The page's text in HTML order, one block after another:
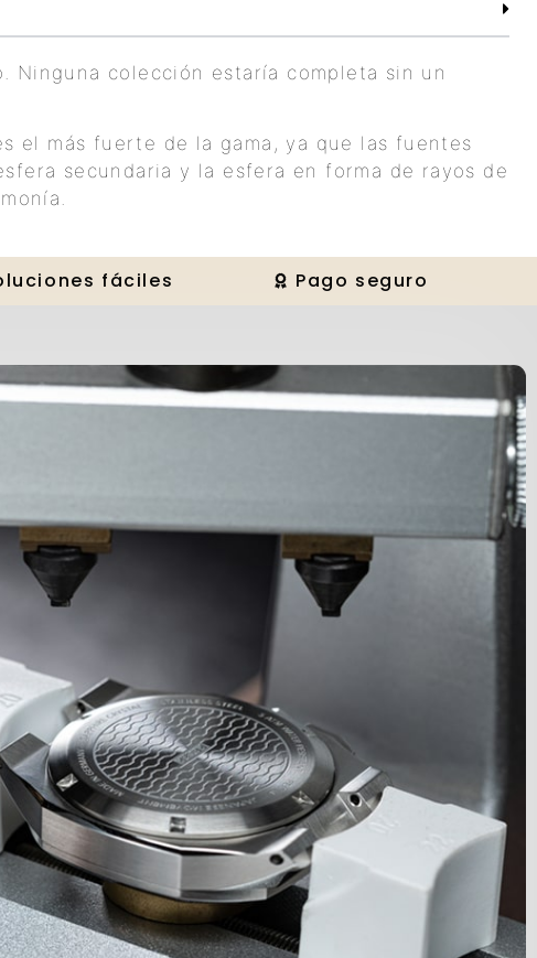
Ninguna colección estaría completa sin un
el más fuerte de la gama, ya que las fuentes
secundaria y la esfera en forma de rayos de
fáciles Pago seguro